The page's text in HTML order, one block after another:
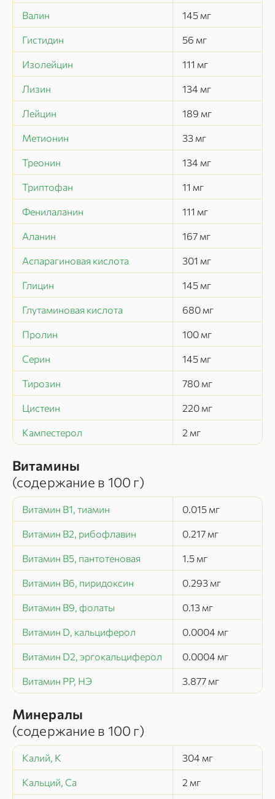
Валин 145 мг
Гистидин 56 мг
Изолейцин 111 мг
Лизин 134 мг
Лейцин 189 мг
Метионин 33 мг
Треонин 134 мг
Триптофан 11 мг
Фенилаланин 111 мг
Аланин 167 мг
Аспарагиновая кислота 301 мг
Глицин 145 мг
Глутаминовая кислота 680 мг
Пролин 100 мг
Серин 145 мг
Тирозин 780 мг
Цистеин 220 мг
Кампестерол 2 мг
Витамины
(содержание в 100 г)
Витамин В1, тиамин 0.015 мг
Витамин В2, рибофлавин 0.217 мг
Витамин В5, пантотеновая 1.5 мг
Витамин В6, пиридоксин 0.293 мг
Витамин В9, фолаты 0.13 мг
Витамин D, кальциферол 0.0004 мг
Витамин D2, эргокальциферол 0.0004 мг
Витамин РР, НЭ 3.877 мг
Минералы
(содержание в 100 г)
Калий, K 304 мг
Кальций, Ca 2 мг